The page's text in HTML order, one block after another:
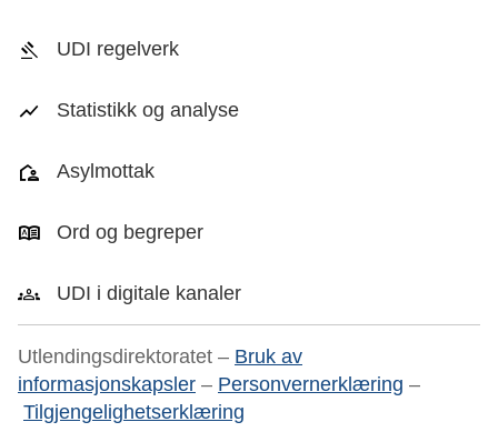
UDI regelverk
Statistikk og analyse
Asylmottak
Ord og begreper
UDI i digitale kanaler
Utlendingsdirektoratet – Bruk av
informasjonskapsler – Personvernerklæring –
Tilgjengelighetserklæring